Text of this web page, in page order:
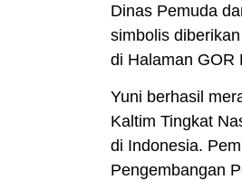
Dinas Pemuda
simbolis
di Halaman GOR
Yuni berhasil
Kaltim Tingkat
di Indonesia.
Pengembangan